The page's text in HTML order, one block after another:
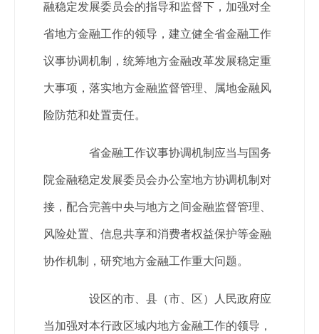
融稳定发展委员会的指导和监督下，加强对全
省地方金融工作的领导，建立健全省金融工作
议事协调机制，统筹地方金融改革发展稳定重
大事项，落实地方金融监督管理、属地金融风
险防范和处置责任。
省金融工作议事协调机制应当与国务
院金融稳定发展委员会办公室地方协调机制对
接，配合完善中央与地方之间金融监督管理、
风险处置、信息共享和消费者权益保护等金融
协作机制，研究地方金融工作重大问题。
设区的市、县（市、区）人民政府应
当加强对本行政区域内地方金融工作的领导，